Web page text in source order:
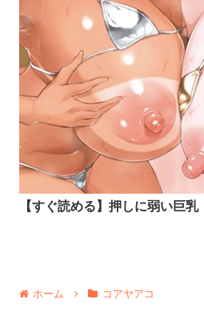
【すぐ読める】押しに弱い巨乳
ホーム コアヤアコ